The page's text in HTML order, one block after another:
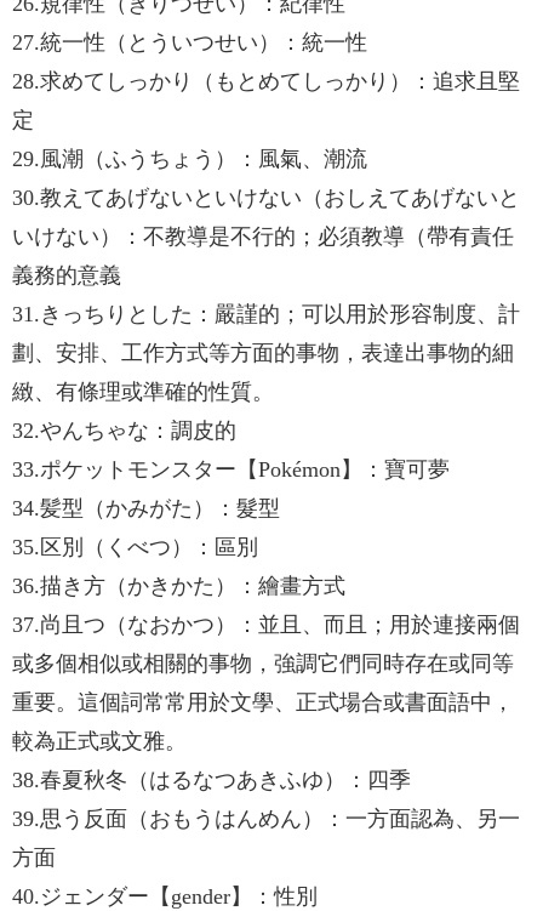
27.統一性（とういつせい）：統一性
28.求めてしっかり（もとめてしっかり）：追求且堅
定
29.風潮（ふうちょう）：風氣、潮流
30.教えてあげないといけない（おしえてあげないと
いけない）：不教導是不行的；必須教導（帶有責任
義務的意義
31.きっちりとした：嚴謹的；可以用於形容制度、計
劃、安排、工作方式等方面的事物，表達出事物的細
緻、有條理或準確的性質。
32.やんちゃな：調皮的
33.ポケットモンスター【Pokémon】：寶可夢
34.髪型（かみがた）：髮型
35.区別（くべつ）：區別
36.描き方（かきかた）：繪畫方式
37.尚且つ（なおかつ）：並且、而且；用於連接兩個
或多個相似或相關的事物，強調它們同時存在或同等
重要。這個詞常常用於文學、正式場合或書面語中，
較為正式或文雅。
38.春夏秋冬（はるなつあきふゆ）：四季
39.思う反面（おもうはんめん）：一方面認為、另一
方面
40.ジェンダー【gender】：性別